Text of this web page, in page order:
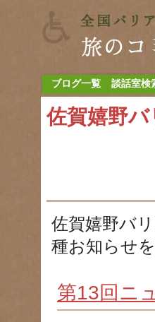
ブログ一覧 談話室検
佐賀嬉野
佐賀嬉野バ
種お知らせ
第13回ニ